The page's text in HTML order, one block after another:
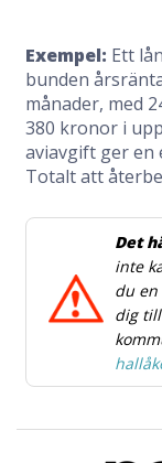
Exempel: Ett
bunden
månader, med
380 kronor i
aviavgift ger en
Totalt att
Det
inte
du en
dig